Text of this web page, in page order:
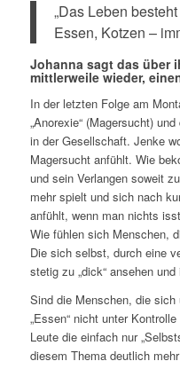
„Das Leben
Essen, Kotzen –
Johanna sagt das über
mittlerweile wieder,
In der letzten Folge am
„Anorexie“ (Magersucht)
in der Gesellschaft. Jenke
Magersucht anfühlt. Wie
und sein Verlangen soweit
mehr spielt und sich nach
anfühlt, wenn man nichts
Wie fühlen sich Menschen,
Die sich selbst, durch eine
stetig zu „dick“ ansehen
Sind die Menschen, die sich
„Essen“ nicht unter
Leute die einfach nur
diesem Thema deutlich